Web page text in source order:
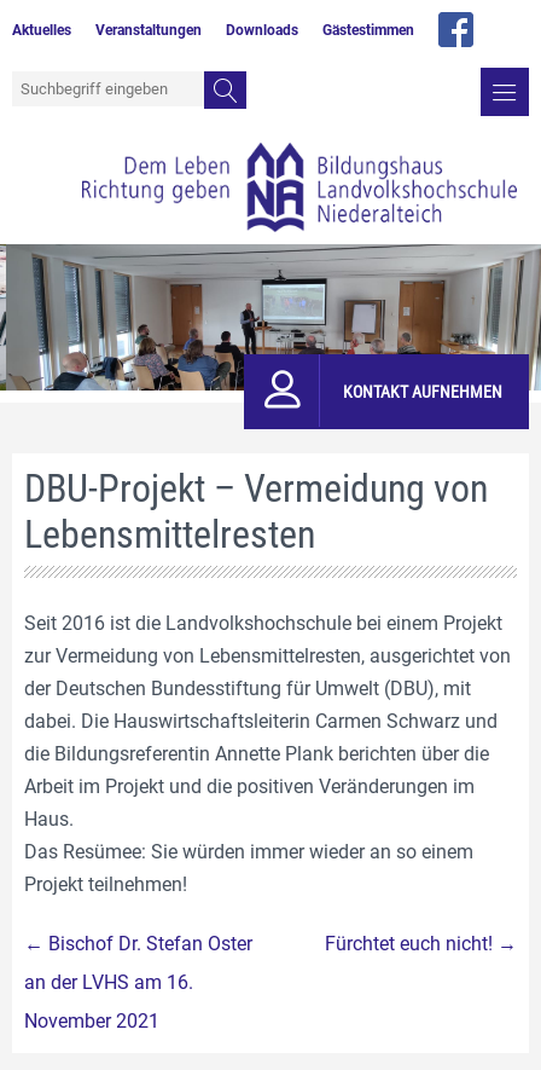
Aktuelles Veranstaltungen Downloads Gästestimmen
KONTAKT AUFNEHMEN
DBU-Projekt – Vermeidung von
Lebensmittelresten
Seit 2016 ist die Landvolkshochschule bei einem Projekt
zur Vermeidung von Lebensmittelresten, ausgerichtet von
der Deutschen Bundesstiftung für Umwelt (DBU), mit
dabei. Die Hauswirtschaftsleiterin Carmen Schwarz und
die Bildungsreferentin Annette Plank berichten über die
Arbeit im Projekt und die positiven Veränderungen im
Haus.
Das Resümee: Sie würden immer wieder an so einem
Projekt teilnehmen!
Beitragsnavigation
← Bischof Dr. Stefan Oster
an der LVHS am 16.
November 2021
Fürchtet euch nicht! →